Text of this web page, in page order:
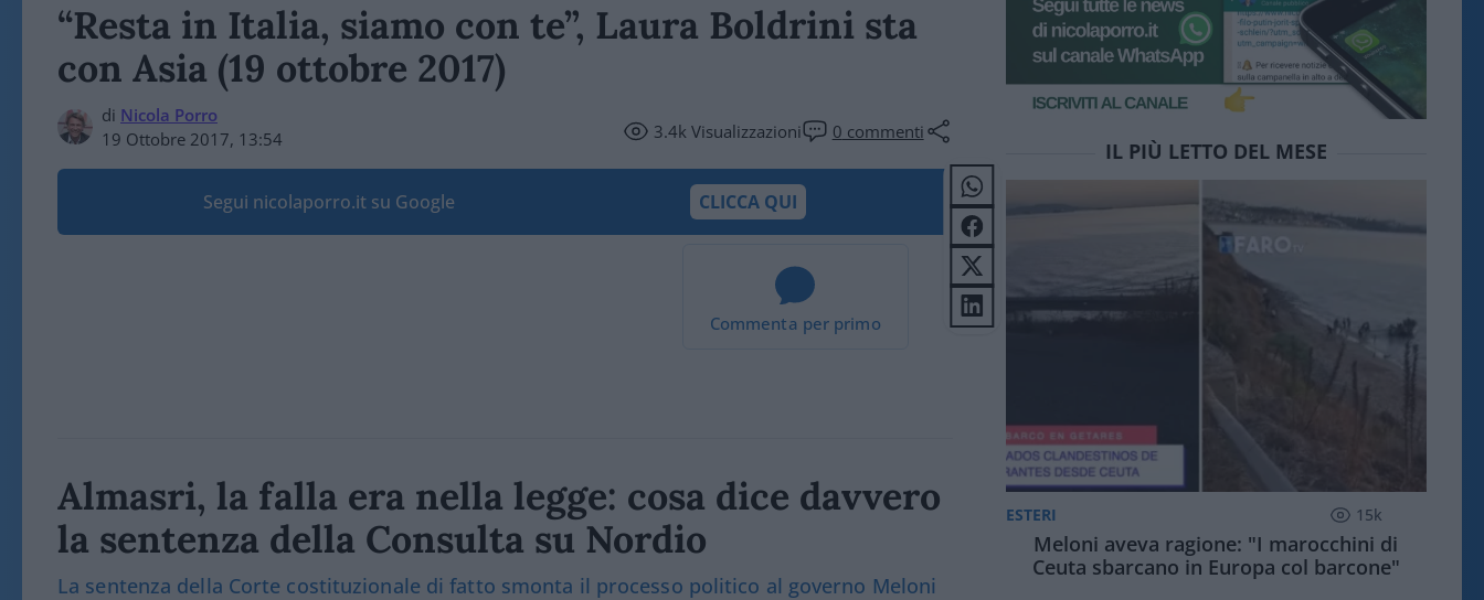
“Resta in Italia, siamo con te”, Laura Boldrini sta
con Asia (19 ottobre 2017)
di Nicola Porro
19 Ottobre 2017, 13:54
3.4kVisualizzazioni 0 commenti
Segui nicolaporro.it su Google CLICCA QUI
Commenta per primo
Almasri, la falla era nella legge: cosa dice davvero
la sentenza della Consulta su Nordio
La sentenza della Corte costituzionale di fatto smonta il processo politico al governo Meloni
IL PIÙ LETTO DEL MESE
ESTERI 15k
Meloni aveva ragione: "I marocchini di
Ceuta sbarcano in Europa col barcone"